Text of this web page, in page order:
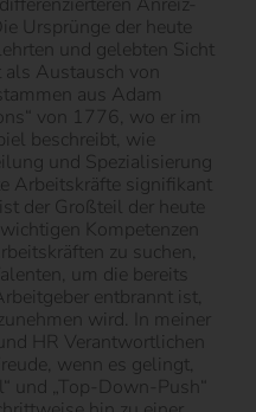
Anreiz-
Ursprünge der heute
und gelebten Sicht
Austausch von
aus Adam
von 1776, wo er im
beschreibt, wie
und Spezialisierung
Arbeitskräfte signifikant
der Großteil der heute
Kompetenzen
zu suchen,
um die bereits
entbrannt ist,
wird. In meiner
HR Verantwortlichen
wenn es gelingt,
und „Top-Down-Push“